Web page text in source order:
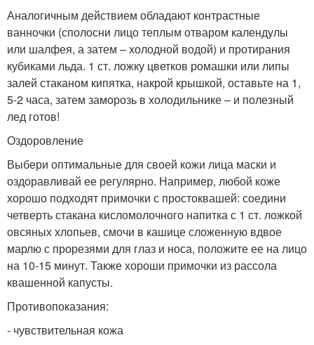
Аналогичным действием обладают контрастные
ванночки (сполосни лицо теплым отваром календулы
или шалфея, а затем – холодной водой) и протирания
кубиками льда. 1 ст. ложку цветков ромашки или липы
залей стаканом кипятка, накрой крышкой, оставьте на 1,
5-2 часа, затем заморозь в холодильнике – и полезный
лед готов!
Оздоровление
Выбери оптимальные для своей кожи лица маски и
оздоравливай ее регулярно. Например, любой коже
хорошо подходят примочки с простоквашей: соедини
четверть стакана кисломолочного напитка с 1 ст. ложкой
овсяных хлопьев, смочи в кашице сложенную вдвое
марлю с прорезями для глаз и носа, положите ее на лицо
на 10-15 минут. Также хороши примочки из рассола
квашенной капусты.
Противопоказания:
- чувствительная кожа